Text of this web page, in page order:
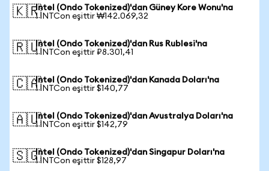
🇰🇷Intel (Ondo Tokenized)'dan Güney Kore Wonu'na
1 INTCon eşittir ₩142.069,32
🇷🇺Intel (Ondo Tokenized)'dan Rus Rublesi'na
1 INTCon eşittir ₽8.301,41
🇨🇦Intel (Ondo Tokenized)'dan Kanada Doları'na
1 INTCon eşittir $140,77
🇦🇺Intel (Ondo Tokenized)'dan Avustralya Doları'na
1 INTCon eşittir $142,79
🇸🇬Intel (Ondo Tokenized)'dan Singapur Doları'na
1 INTCon eşittir $128,97